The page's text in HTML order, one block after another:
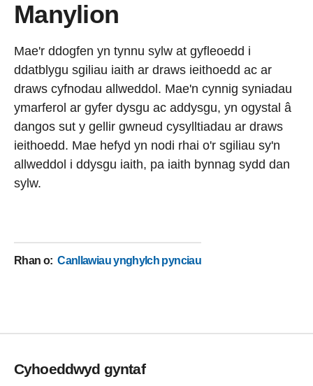
Manylion
Mae'r ddogfen yn tynnu sylw at gyfleoedd i
ddatblygu sgiliau iaith ar draws ieithoedd ac ar
draws cyfnodau allweddol. Mae'n cynnig syniadau
ymarferol ar gyfer dysgu ac addysgu, yn ogystal â
dangos sut y gellir gwneud cysylltiadau ar draws
ieithoedd. Mae hefyd yn nodi rhai o'r sgiliau sy'n
allweddol i ddysgu iaith, pa iaith bynnag sydd dan
sylw.
Rhan o:Canllawiau ynghylch pynciau
Cyhoeddwyd gyntaf